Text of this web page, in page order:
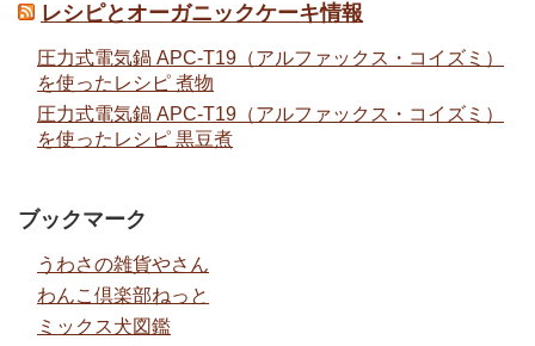
レシピとオーガニックケーキ情報
圧力式電気鍋 APC-T19（アルファックス・コイズミ）
を使ったレシピ 煮物
圧力式電気鍋 APC-T19（アルファックス・コイズミ）
を使ったレシピ 黒豆煮
ブックマーク
うわさの雑貨やさん
わんこ倶楽部ねっと
ミックス犬図鑑